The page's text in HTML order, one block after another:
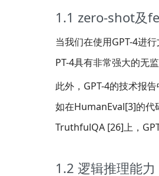
1.1 zero-shot及
当我们在使用GPT-4进
PT-4具有非常强大的无
此外，GPT-4的技术报
如在HumanEval[3]的代
TruthfulQA [26]上，
1.2 逻辑推理能力